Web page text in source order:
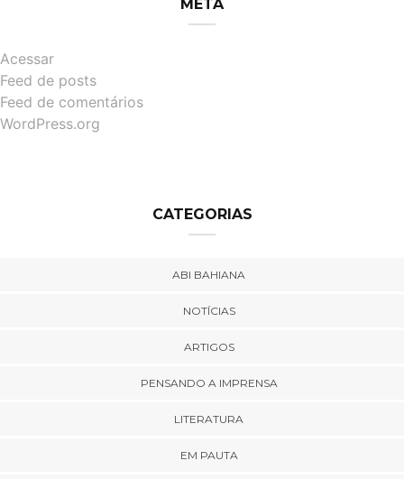
META
Acessar
Feed de posts
Feed de comentários
WordPress.org
CATEGORIAS
ABI BAHIANA
NOTÍCIAS
ARTIGOS
PENSANDO A IMPRENSA
LITERATURA
EM PAUTA